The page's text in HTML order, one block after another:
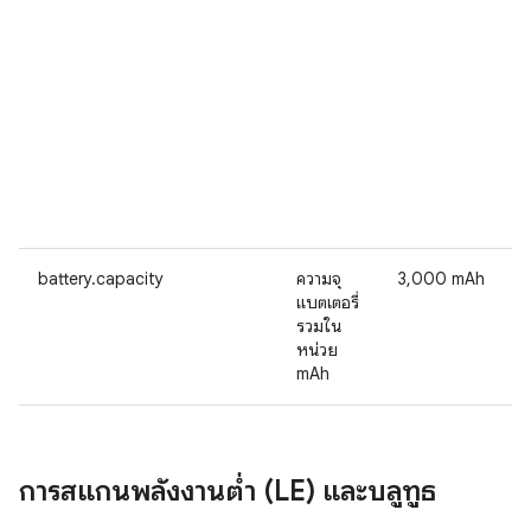
battery.capacity
ความจุ
แบตเตอรี่
รวมใน
หน่วย
mAh
3,000 mAh
การสแกนพลังงานต่ำ (LE) และบลูทูธ